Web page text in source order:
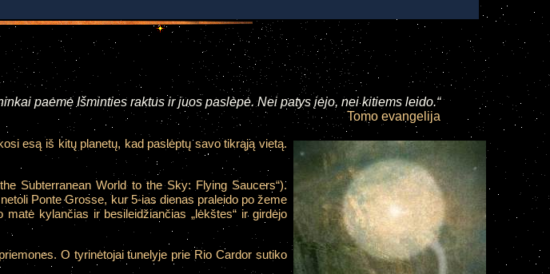
paėmė Išminties raktus ir juos paslėpė. Nei patys įėjo, nei kitiems leido.“
Tomo evangelija
esą iš kitų planetų, kad paslėptų savo tikrąją vietą.
Subterranean World to the Sky: Flying Saucers“).
Ponte Grosse, kur 5-ias dienas praleido po žeme
kylančias ir besileidžiančias „lėkštes“ ir girdėjo
O tyrinėtojai tunelyje prie Rio Cardor sutiko